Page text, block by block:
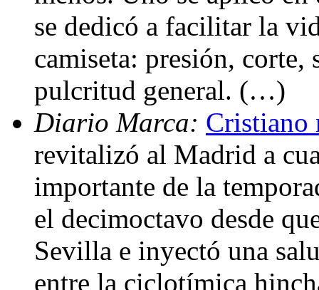
se dedicó a facilitar la
camiseta: presión, corte,
pulcritud general. (…)
Diario Marca: Cristiano
revitalizó al Madrid a
importante de la
el decimoctavo desde
Sevilla e inyectó una
entre la ciclotímica